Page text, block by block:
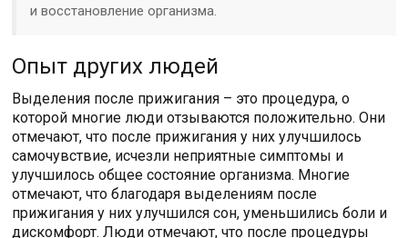
и восстановление организма.
Опыт других людей
Выделения после прижигания – это процедура, о
которой многие люди отзываются положительно. Они
отмечают, что после прижигания у них улучшилось
самочувствие, исчезли неприятные симптомы и
улучшилось общее состояние организма. Многие
отмечают, что благодаря выделениям после
прижигания у них улучшился сон, уменьшились боли и
дискомфорт. Люди отмечают, что после процедуры